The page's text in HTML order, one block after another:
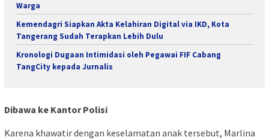
Warga
Kemendagri Siapkan Akta Kelahiran Digital via IKD, Kota
Tangerang Sudah Terapkan Lebih Dulu
Kronologi Dugaan Intimidasi oleh Pegawai FIF Cabang
TangCity kepada Jurnalis
Dibawa ke Kantor Polisi
Karena khawatir dengan keselamatan anak tersebut, Marlina